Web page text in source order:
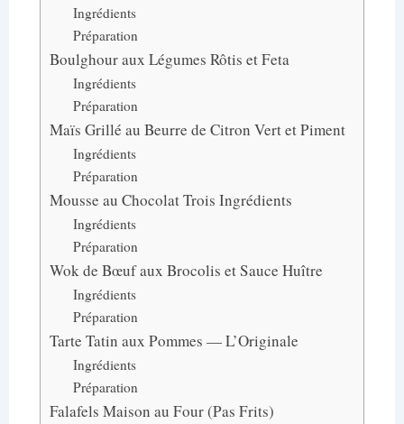
Ingrédients
Préparation
Boulghour aux Légumes Rôtis et Feta
Ingrédients
Préparation
Maïs Grillé au Beurre de Citron Vert et Piment
Ingrédients
Préparation
Mousse au Chocolat Trois Ingrédients
Ingrédients
Préparation
Wok de Bœuf aux Brocolis et Sauce Huître
Ingrédients
Préparation
Tarte Tatin aux Pommes — L’Originale
Ingrédients
Préparation
Falafels Maison au Four (Pas Frits)